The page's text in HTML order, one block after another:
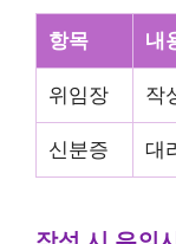
항목 내
위임장 작
신분증 대